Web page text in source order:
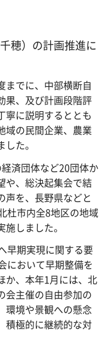
穂）の計画推進に
までに、中部横断自
果、及び計画段階評
寧に説明するととも
域の民間企業、農業
た。
済団体など20団体か
や、総決起集会で結
声を、長野県などと
杜市内全8地区の地域
しました。
早期実現に関する要
において早期整備を
か、本年1月には、北
会主催の自由参加の
環境や景観への懸念
積極的に継続的な対